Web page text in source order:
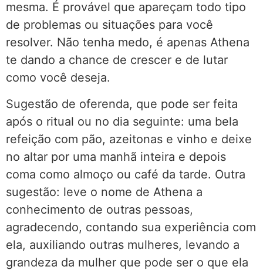
mesma. É provável que apareçam todo tipo
de problemas ou situações para você
resolver. Não tenha medo, é apenas Athena
te dando a chance de crescer e de lutar
como você deseja.
Sugestão de oferenda, que pode ser feita
após o ritual ou no dia seguinte: uma bela
refeição com pão, azeitonas e vinho e deixe
no altar por uma manhã inteira e depois
coma como almoço ou café da tarde. Outra
sugestão: leve o nome de Athena a
conhecimento de outras pessoas,
agradecendo, contando sua experiência com
ela, auxiliando outras mulheres, levando a
grandeza da mulher que pode ser o que ela